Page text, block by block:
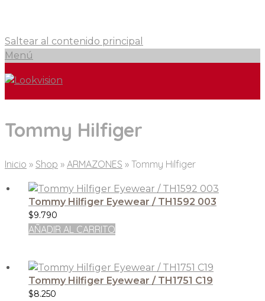
Saltear al contenido principal
Menú
Tommy Hilfiger
Inicio » Shop » ARMAZONES » Tommy Hilfiger
Tommy Hilfiger Eyewear / TH1592 003
$9.790
AÑADIR AL CARRITO
Tommy Hilfiger Eyewear / TH1751 C19
$8.250